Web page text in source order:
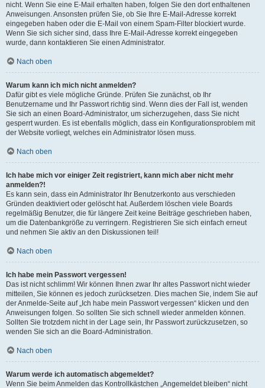
nicht. Wenn Sie eine E-Mail erhalten haben, folgen Sie den dort enthaltenen
Anweisungen. Ansonsten prüfen Sie, ob Sie Ihre E-Mail-Adresse korrekt
eingegeben haben oder die E-Mail von einem Spam-Filter blockiert wurde.
Wenn Sie sich sicher sind, dass Ihre E-Mail-Adresse korrekt eingegeben
wurde, dann kontaktieren Sie einen Administrator.
Nach oben
Warum kann ich mich nicht anmelden?
Dafür gibt es viele mögliche Gründe. Prüfen Sie zunächst, ob Ihr
Benutzername und Ihr Passwort richtig sind. Wenn dies der Fall ist, wenden
Sie sich an einen Board-Administrator, um sicherzugehen, dass Sie nicht
gesperrt wurden. Es ist ebenfalls möglich, dass ein Konfigurationsproblem mit
der Website vorliegt, welches ein Administrator lösen muss.
Nach oben
Ich habe mich vor einiger Zeit registriert, kann mich aber nicht mehr
anmelden?!
Es kann sein, dass ein Administrator Ihr Benutzerkonto aus verschieden
Gründen deaktiviert oder gelöscht hat. Außerdem löschen viele Boards
regelmäßig Benutzer, die für längere Zeit keine Beiträge geschrieben haben,
um die Datenbankgröße zu verringern. Registrieren Sie sich einfach erneut
und nehmen Sie aktiv an den Diskussionen teil!
Nach oben
Ich habe mein Passwort vergessen!
Das ist nicht schlimm! Wir können Ihnen zwar Ihr altes Passwort nicht wieder
mitteilen, Sie können es jedoch zurücksetzen. Dies machen Sie, indem Sie auf
der Anmelde-Seite auf „Ich habe mein Passwort vergessen“ klicken und den
Anweisungen folgen. So sollten Sie sich schnell wieder anmelden können.
Sollten Sie trotzdem nicht in der Lage sein, Ihr Passwort zurückzusetzen, so
wenden Sie sich an die Board-Administration.
Nach oben
Warum werde ich automatisch abgemeldet?
Wenn Sie beim Anmelden das Kontrollkästchen „Angemeldet bleiben“ nicht